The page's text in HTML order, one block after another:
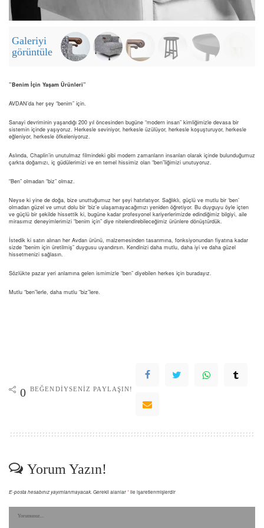
Galeriyi
görüntüle
”Benim İçin Yaşam Ürünleri”
AVDAN’da her şey “benim” için.
Sanayi devriminin yaşandığı 200 yıl öncesinden bugüne “modern insan” kimliğimizle devasa bir
sistemin içinde yaşıyoruz. Herkesle seviniyor, herkesle üzülüyor, herkesle koşuşturuyor, herkesle
eğleniyor, herkesle öfkeleniyoruz.
​Aslında, Chaplin’in unutulmaz filmindeki gibi modern zamanların insanları olarak içinde bulunduğumuz
çarkta doğamızı, iç güdülerimizi ve en temel hissimiz olan “ben”liğimizi unutuyoruz.
“Ben” olmadan “biz” olmaz.
Neyse ki yine de doğa, bize unuttuğumuz her şeyi hatırlatıyor. Sağlıklı, güçlü ve mutlu bir ‘ben’
olmadan güzel ve umut dolu bir ‘biz’e ulaşamayacağımızı yeniden öğretiyor. Bu duyguyu öyle içten
ve güçlü bir şekilde hissettik ki, bugüne kadar profesyonel kariyerlerimizde edindiğimiz bilgiyi, aile
mirasımız deneyimlerimizi “benim için” diye nitelendirebileceğimiz ürünlere dönüştürdük.
​İstedik ki satın alınan her Avdan ürünü, malzemesinden tasarımına, fonksiyonundan fiyatına kadar
sizde “benim için üretilmiş” duygusu uyandırsın. Kendinizi daha mutlu, daha iyi ve daha güzel
hissetmenizi sağlasın.
​Sözlükte pazar yeri anlamına gelen ismimizle “ben” diyebilen herkes için buradayız.
Mutlu “ben”lerle, daha mutlu “biz”lere.
0 BEĞENDIYSENIZ PAYLAŞIN!
Yorum Yazın!
E-posta hesabınız yayımlanmayacak. Gerekli alanlar*ile işaretlenmişlerdir